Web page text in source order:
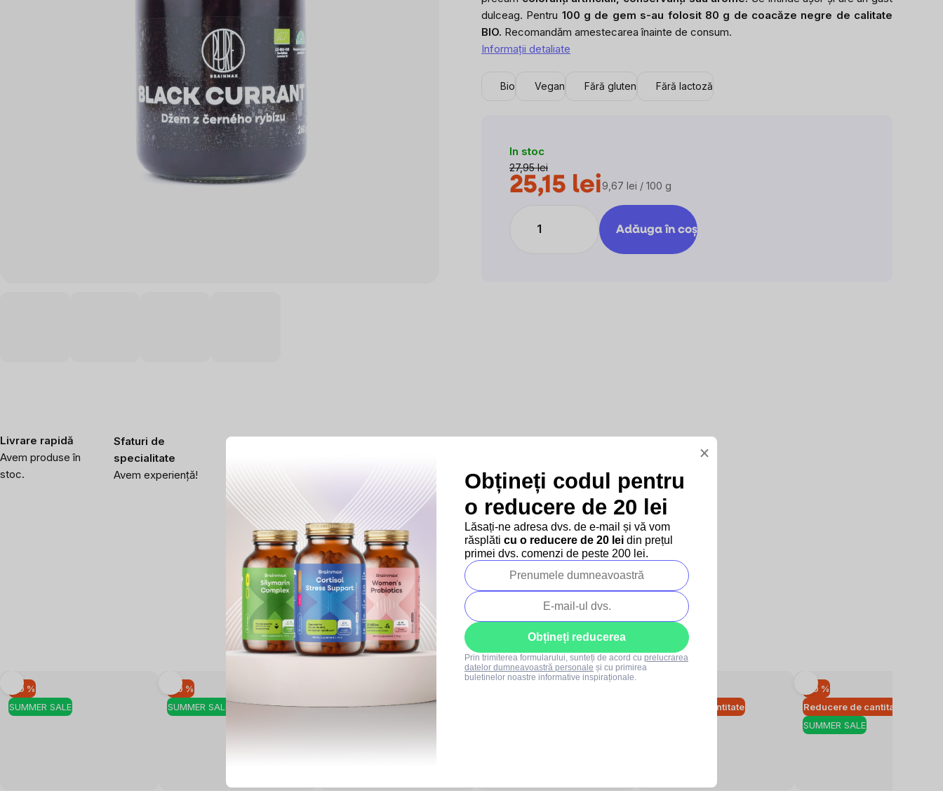
este
0,0
din
Livrare rapidă
Avem produse în
stoc.
Sfaturi de
specialitate
Avem experiență!
Noi testăm ceea
înaltă a produselor
noastre.
dulceag. Pentru 100 g de gem s-au folosit 80 g de coacăze negre de calitate
BIO. Recomandăm amestecarea înainte de consum.
Informaţii detaliate
Bio Vegan Fără gluten Fără lactoză
In stoc
27,95 lei
25,15 leiEvaluare
preţ:
9,67 lei / 100 g
Adăuga în coş
Produse asociate
SUMMER SALE
–10 %
SUMMER SALE
–10 %
Reducere de cantitate
Reducere de cantitate
Reducere de cantitate
SUMMER SALE
–10 %
×
Obțineți codul pentru
o reducere de 20 lei
Lăsați-ne adresa dvs. de e-mail și vă vom
răsplăti cu o reducere de 20 lei din prețul
primei dvs. comenzi de peste 200 lei.
Obțineți reducerea
Prin trimiterea formularului, sunteți de acord cu prelucrarea
datelor dumneavoastră personale și cu primirea
buletinelor noastre informative inspiraționale.